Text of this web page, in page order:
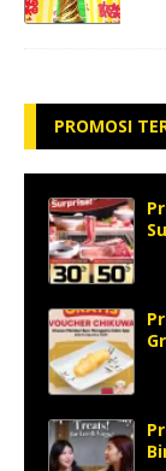
PROMOSI